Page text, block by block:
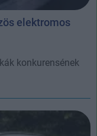
elektromos
konkurensének